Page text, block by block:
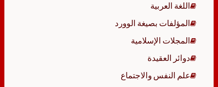
اللغة العربية
المؤلفات بصيغة الوورد
المجلات الإسلامية
دوائر العقيدة
علم النفس والاجتماع